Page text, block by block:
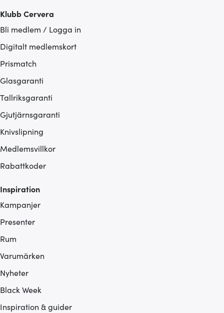
Klubb Cervera
Bli medlem / Logga in
Digitalt medlemskort
Prismatch
Glasgaranti
Tallriksgaranti
Gjutjärnsgaranti
Knivslipning
Medlemsvillkor
Rabattkoder
Inspiration
Kampanjer
Presenter
Rum
Varumärken
Nyheter
Black Week
Inspiration & guider